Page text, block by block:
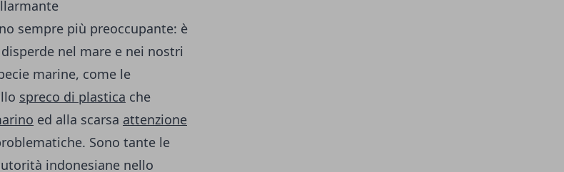
sempre più preoccupante: è
nel mare e nei nostri
marine, come le
spreco di plastica che
ed alla scarsa attenzione
Sono tante le
indonesiane nello